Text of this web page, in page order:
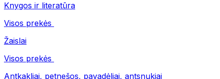
Knygos ir literatūra
Visos prekės
Žaislai
Visos prekės
Antkakliai, petnešos, pavadėliai, antsnukiai